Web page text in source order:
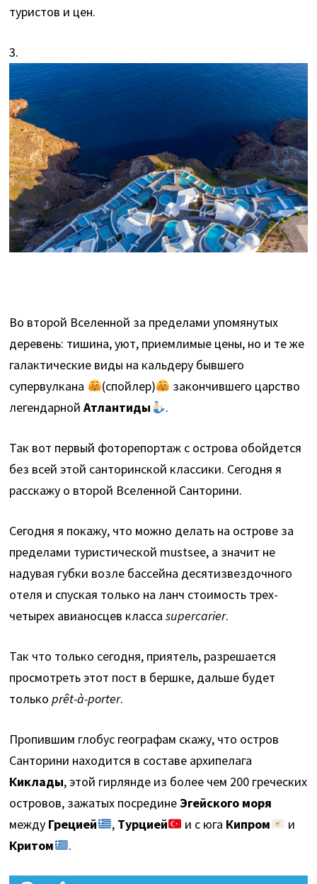
туристов и цен.
3.
Во второй Вселенной за пределами упомянутых
деревень: тишина, уют, приемлимые цены, но и те же
галактические виды на кальдеру бывшего
супервулкана
(спойлер)
закончившего царство
легендарнойАтлантиды .
Так вот первый фоторепортаж с острова обойдется
без всей этой санторинской классики. Сегодня я
расскажу о второй Вселенной Санторини.
Сегодня я покажу, что можно делать на острове за
пределами туристической mustsee, а значит не
надувая губки возле бассейна десятизвездочного
отеля и спуская только на ланч стоимость трех-
четырех авианосцев классаsupercarier.
Так что только сегодня, приятель, разрешается
просмотреть этот пост в бершке, дальше будет
толькоprêt-à-porter.
Пропившим глобус географам скажу, что остров
Санторини находится в составе архипелага
Киклады, этой гирлянде из более чем 200 греческих
островов, зажатых посрединеЭгейского моря
между Грецией , Турцией и с юга Кипром
и
Критом
.